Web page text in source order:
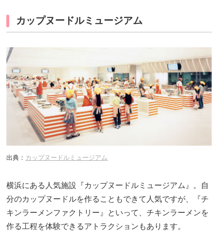
カップヌードルミュージアム
出典： カップヌードルミュージアム
横浜にある人気施設『カップヌードルミュージアム』。自
分のカップヌードルを作ることもできて人気ですが、『チ
キンラーメンファクトリー』といって、チキンラーメンを
作る工程を体験できるアトラクションもあります。